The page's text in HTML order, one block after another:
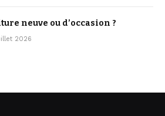
neuve ou d’occasion ?
2026